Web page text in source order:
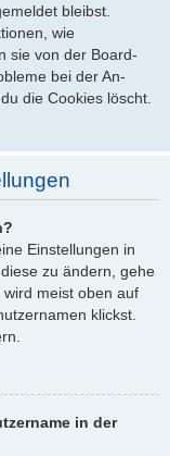
bleibst.
wie
sie von der Board-
bei der An-
die Cookies löscht.
Einstellungen in
zu ändern, gehe
wird meist oben auf
klickst.
in der